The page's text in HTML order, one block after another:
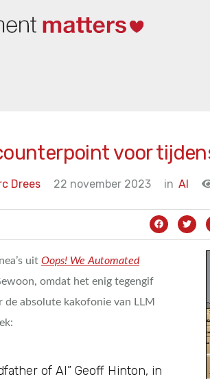
voor
Drees 22 november 2023 in AI
uit Oops! We Automated
omdat het enig tegengif
de absolute kakofonie van LLM
of AI” Geoff Hinton, in